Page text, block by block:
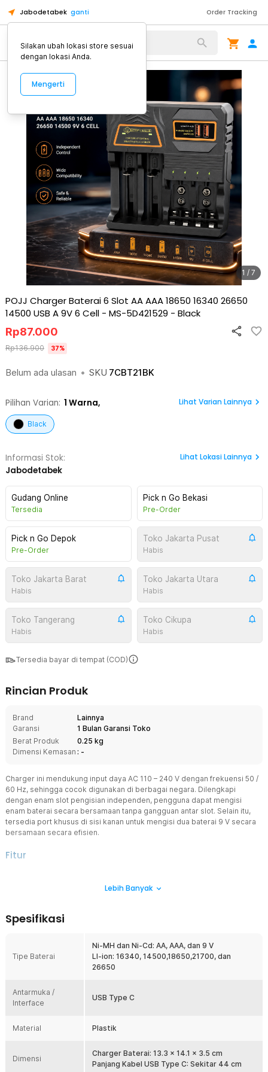
Jabodetabek ganti Order Tracking
Alat Kopi
1 / 7
POJJ Charger Baterai 6 Slot AA AAA 18650 16340 26650
14500 USB A 9V 6 Cell - MS-5D421529 - Black
Belum ada ulasan • SKU 7CBT21BK
Rp87.000
Rp136.900 37%
Pilihan Varian: 1 Warna, Lihat Varian Lainnya
Black
Informasi Stok:
Jabodetabek
Lihat Lokasi Lainnya
Gudang Online
Tersedia
Pick n Go Bekasi
Pre-Order
Pick n Go Depok
Pre-Order
Toko Jakarta Pusat
Habis
Toko Jakarta Barat
Habis
Toko Jakarta Utara
Habis
Toko Tangerang
Habis
Toko Cikupa
Habis
Tersedia bayar di tempat (COD)
Rincian Produk
Brand
Lainnya
Garansi
1 Bulan Garansi Toko
Berat Produk
0.25 kg
Dimensi Kemasan : -
Charger ini mendukung input daya AC 110 – 240 V dengan frekuensi 50 /
60 Hz, sehingga cocok digunakan di berbagai negara. Dilengkapi
dengan enam slot pengisian independen, pengguna dapat mengisi
enam baterai secara bersamaan tanpa gangguan antar slot. Selain itu,
tersedia port khusus di sisi kanan untuk mengisi dua baterai 9 V secara
bersamaan secara efisien.
Fitur
Perangkat ini menggunakan input daya AC dengan rentang
pengisian enam baterai secara bersamaan tanpa saling
Port Pengisian Baterai 9 V
Di sisi kanan perangkat terdapat port khusus yang dirancang untuk
mengisi dua baterai 9 V secara bersamaan. Port ini memungkinkan
menjadikannya solusi praktis bagi pengguna yang sering
menggunakan jenis baterai ini.
Charger ini dirancang dengan proteksi keamanan lengkap,
(overcharging), tegangan berlebih (overvoltage), dan risiko
korsleting. Fitur-fitur ini memastikan pengisian daya berlangsung
Lebih Banyak
Spesifikasi
Tipe Baterai
Ni-MH dan Ni-Cd: AA, AAA, dan 9 V
LI-ion: 16340, 14500,18650,21700, dan
26650
Antarmuka /
Interface
USB Type C
Material Plastik
Dimensi
Charger Baterai: 13.3 x 14.1 x 3.5 cm
Panjang Kabel USB Type C: Sekitar 44 cm
Silakan ubah lokasi store sesuai
dengan lokasi Anda.
Mengerti